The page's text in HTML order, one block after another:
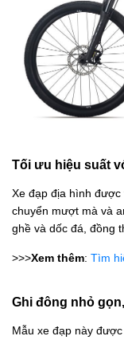
Tối ưu hiệu suất
Xe đạp địa hình
chuyển mượt mà và
ghề và dốc đá, đồng
>>>Xem thêm: Tìm
Ghi đông nhỏ
Mẫu xe đạp này